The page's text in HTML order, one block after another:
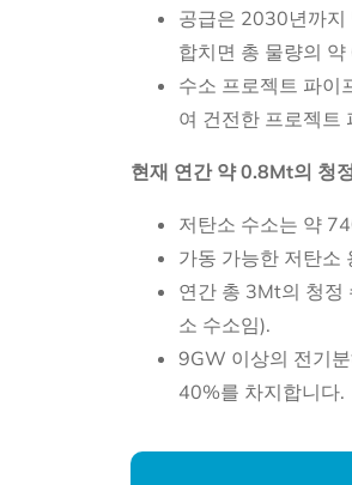
공급은 2030년까지
합치면 총 물량의
수소 프로젝트 파이
여 건전한 프로젝트
현재 연간 약 0.8Mt의 청
저탄소 수소는 약
가동 가능한 저탄소
연간 총 3Mt의 청정
소 수소임).
9GW 이상의 전기
40%를 차지합니다.